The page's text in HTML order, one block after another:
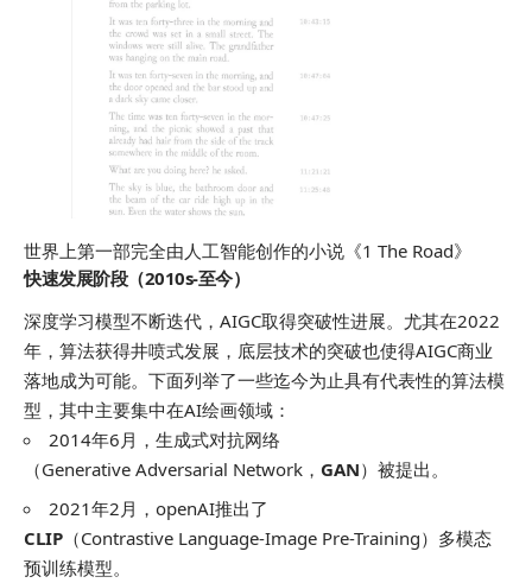
世界上第一部完全由人工智能创作的小说《1 The Road》
快速发展阶段（2010s-至今）
深度学习模型不断迭代，AIGC取得突破性进展。尤其在2022
年，算法获得井喷式发展，底层技术的突破也使得AIGC商业
落地成为可能。下面列举了一些迄今为止具有代表性的算法模
型，其中主要集中在AI绘画领域：
2014年6月，生成式对抗网络
（Generative Adversarial Network， GAN）被提出。
2021年2月，openAI推出了
CLIP （Contrastive Language-Image Pre-Training）多模态
预训练模型。